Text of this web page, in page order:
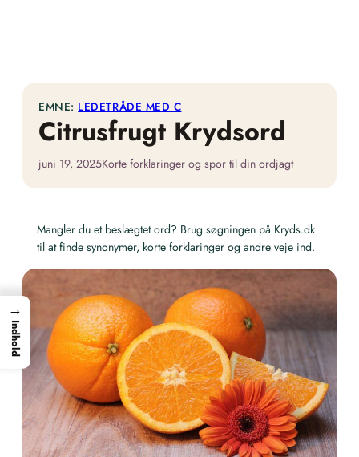
EMNE: LEDETRÅDE MED C
Citrusfrugt Krydsord
juni 19, 2025Korte forklaringer og spor til din ordjagt
Mangler du et beslægtet ord? Brug søgningen på Kryds.dk
til at finde synonymer, korte forklaringer og andre veje ind.
→
Indhold